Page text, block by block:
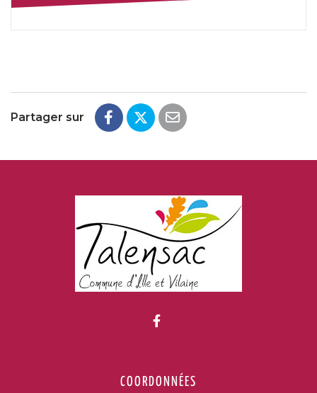
Partager sur
Lien vers le compte
COORDONNÉES